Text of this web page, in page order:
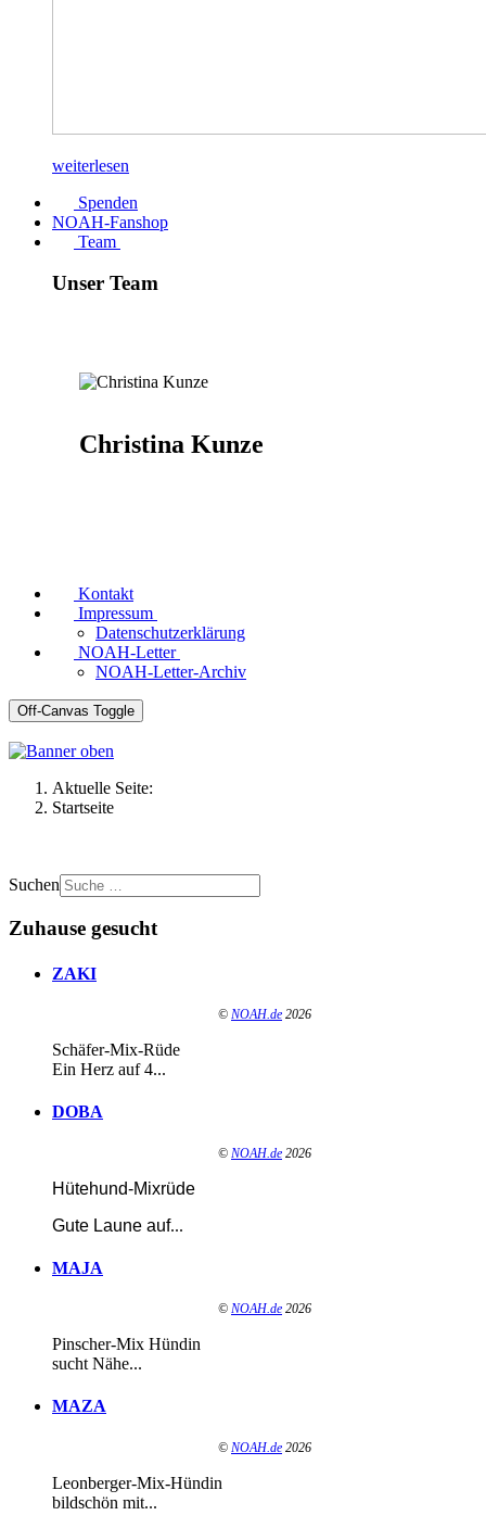
weiterlesen
Spenden
NOAH-Fanshop
Team
Unser Team
Christina Kunze
Kontakt
Impressum
Datenschutzerklärung
NOAH-Letter
NOAH-Letter-Archiv
Off-Canvas Toggle
Aktuelle Seite:
Startseite
Suchen
Zuhause gesucht
ZAKI
© NOAH.de 2026
Schäfer-Mix-Rüde
Ein Herz auf 4...
DOBA
© NOAH.de 2026
Hütehund-Mixrüde
Gute Laune auf...
MAJA
© NOAH.de 2026
Pinscher-Mix Hündin
sucht Nähe...
MAZA
© NOAH.de 2026
Leonberger-Mix-Hündin
bildschön mit...